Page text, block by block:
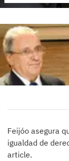
Feijóo asegura
igualdad de
article.